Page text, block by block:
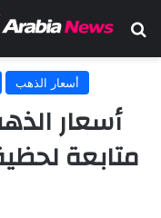
بحث عن
أسعار الذهب
أسعار
متابعة